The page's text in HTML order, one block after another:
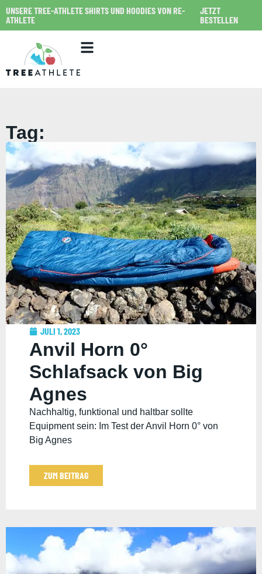
UNSERE TREE-ATHLETE SHIRTS UND HOODIES VON RE-
ATHLETE
JETZT
BESTELLEN
Tag:
JULI 1, 2023
Anvil Horn 0°
Schlafsack von Big
Agnes
Nachhaltig, funktional und haltbar sollte
Equipment sein: Im Test der Anvil Horn 0° von
Big Agnes
ZUM BEITRAG